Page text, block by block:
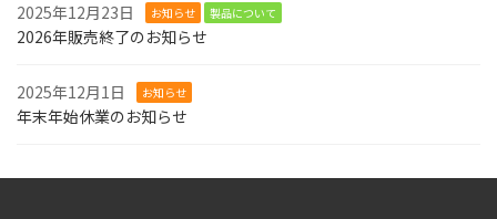
2025年12月23日 お知らせ 製品について
2026年販売終了のお知らせ
2025年12月1日 お知らせ
年末年始休業のお知らせ